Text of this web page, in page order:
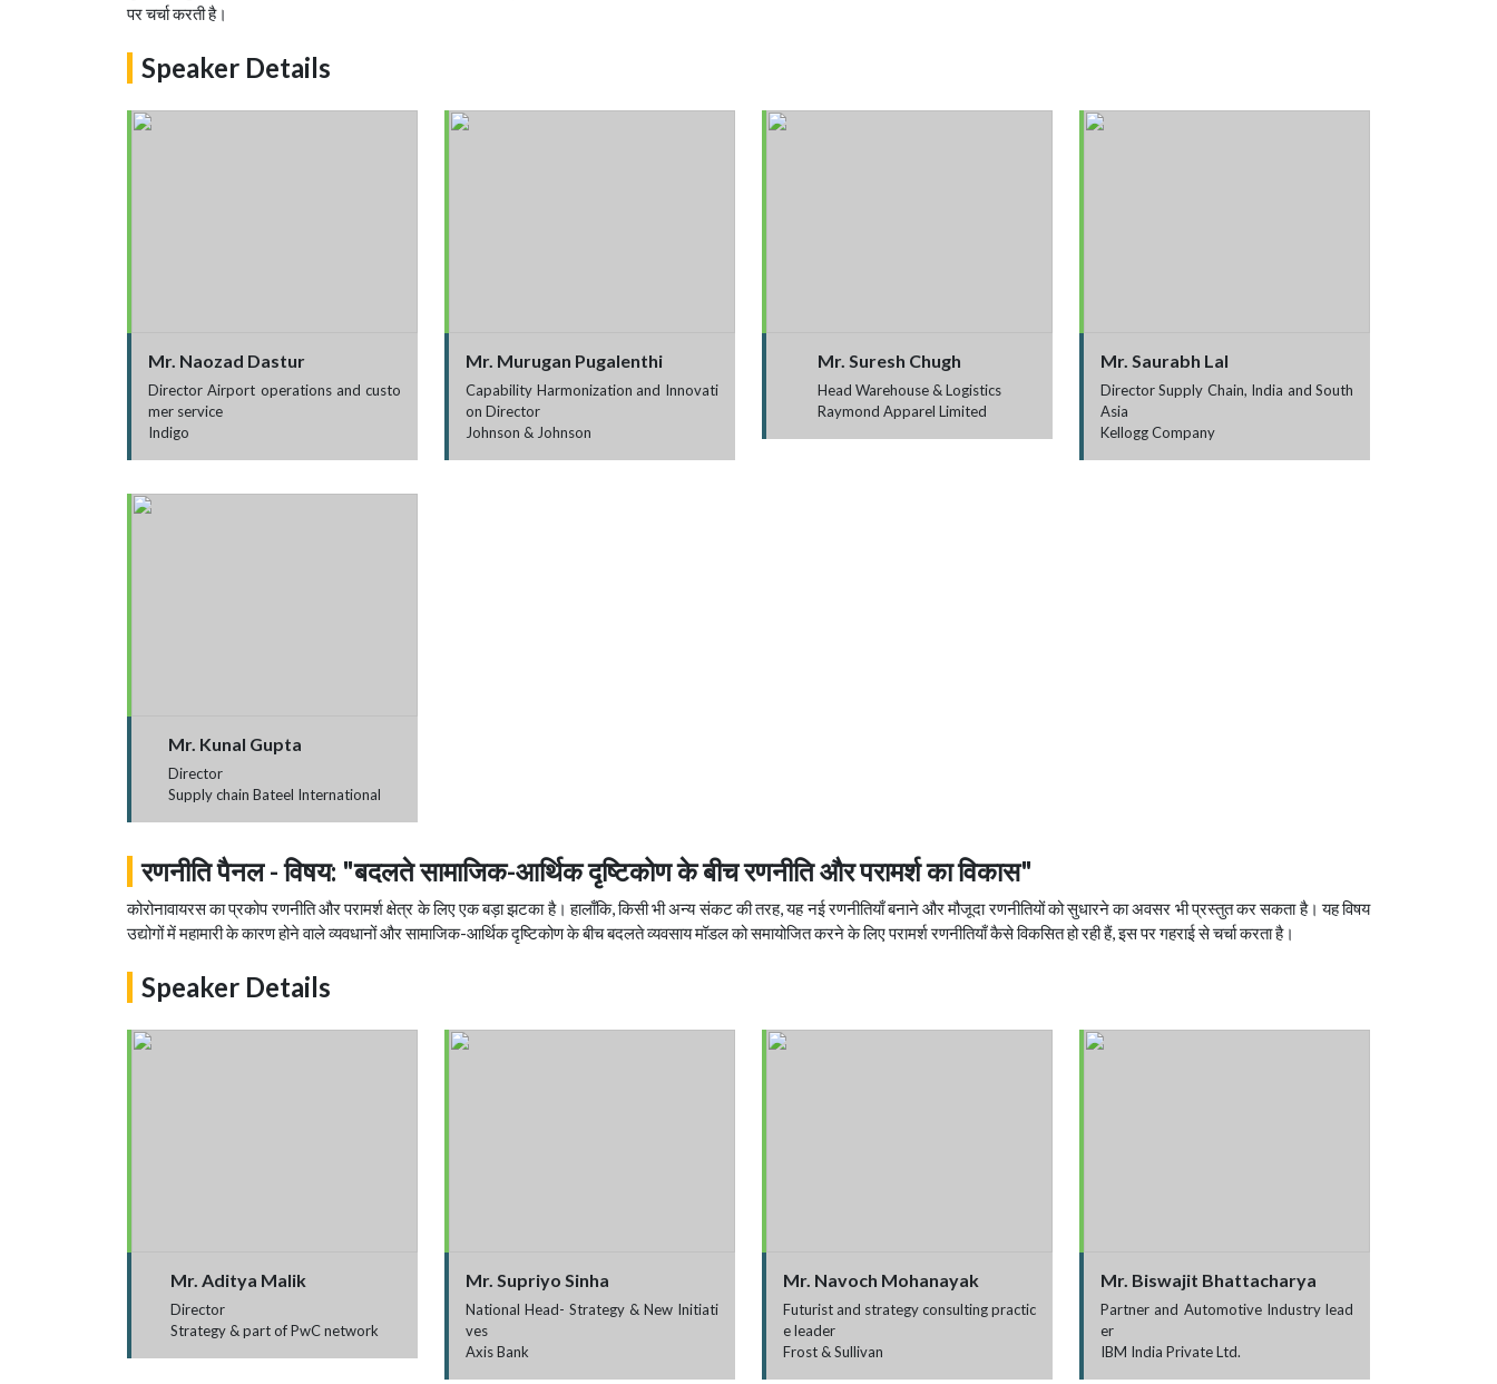
पर चर्चा करती है।
Speaker Details
Mr. Naozad Dastur
Director Airport operations and custo
mer service
Indigo
Mr. Murugan Pugalenthi
Capability Harmonization and Innovati
on Director
Johnson & Johnson
Mr. Suresh Chugh
Head Warehouse & Logistics
Raymond Apparel Limited
Mr. Saurabh Lal
Director Supply Chain, India and South
Asia
Kellogg Company
Mr. Kunal Gupta
Director
Supply chain Bateel International
रणनीति पैनल - विषय: "बदलते सामाजिक-आर्थिक दृष्टिकोण के बीच रणनीति और परामर्श का विकास"
कोरोनावायरस का प्रकोप रणनीति और परामर्श क्षेत्र के लिए एक बड़ा झटका है। हालाँकि, किसी भी अन्य संकट की तरह, यह नई रणनीतियाँ बनाने और मौजूदा रणनीतियों को सुधारने का अवसर भी प्रस्तुत कर सकता है। यह विषय
उद्योगों में महामारी के कारण होने वाले व्यवधानों और सामाजिक-आर्थिक दृष्टिकोण के बीच बदलते व्यवसाय मॉडल को समायोजित करने के लिए परामर्श रणनीतियाँ कैसे विकसित हो रही हैं, इस पर गहराई से चर्चा करता है।
Speaker Details
Mr. Aditya Malik
Director
Strategy & part of PwC network
Mr. Supriyo Sinha
National Head- Strategy & New Initiati
ves
Axis Bank
Mr. Navoch Mohanayak
Futurist and strategy consulting practic
e leader
Frost & Sullivan
Mr. Biswajit Bhattacharya
Partner and Automotive Industry lead
er
IBM India Private Ltd.